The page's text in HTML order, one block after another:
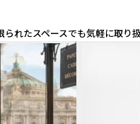
たスペースでも気軽に